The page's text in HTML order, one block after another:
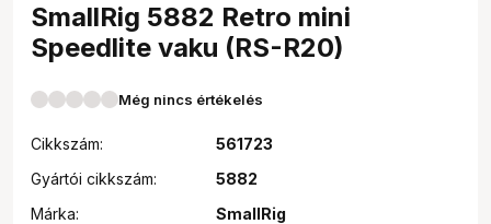
SmallRig 5882 Retro mini
Speedlite vaku (RS-R20)
Még nincs értékelés
Cikkszám:
561723
Gyártói cikkszám:
5882
Márka:
SmallRig